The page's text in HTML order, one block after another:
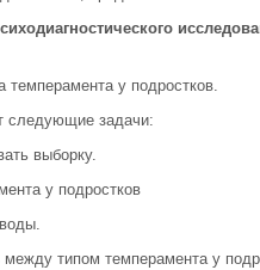
темперамента у подростков.
следующие задачи:
выборку.
у подростков
между типом темперамента у